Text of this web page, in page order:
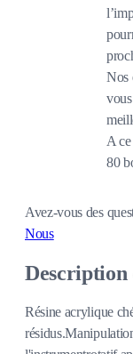
Nos
A
80
Avez-vous des
Nous
Résine acrylique